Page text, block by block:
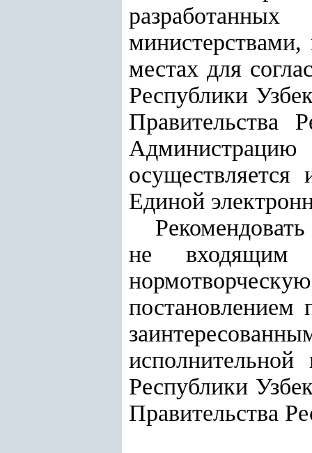
местах для
Республики
Правительства
Единой
не входящим
постановлением
Республики
Правительства